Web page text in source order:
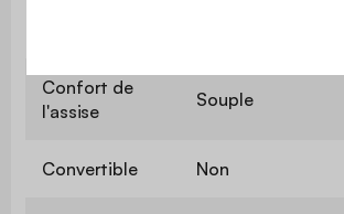
Confort de
l'assise
Souple
Convertible Non